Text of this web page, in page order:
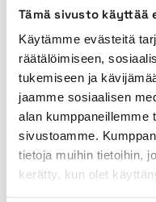
Tämä sivusto käyttää
Käytämme evästeitä
räätälöimiseen,
tukemiseen ja
jaamme sosiaalisen
alan kumppaneillemme
sivustoamme.
tietoja muihin tietoihin,
kerätty, kun olet
Drivkraft
Drivkraft
Däck för
inomhus